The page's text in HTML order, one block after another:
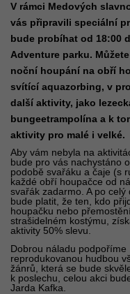
V rámci Medových
vás připravili speciální
bude probíhat od 18:00
Adventure parku.
noční houpání na obří
svítící aquazorbing, v
další aktivity, jako
bungeetrampolína a k
aktivity pro malé i velké.
Aby vám nebyla na
bude pro vás nachystáno
podobě svařáku a čaje (s
každé obří houpačce od
svařák zadarmo. A po celý
bude platit, že ten, kdo
houpačku nebo
strašidelném kostýmu,
aktivity 50% slevu.
Dobrou náladu podpoříme
reprodukovanou hudbou
žánrů, která se bude
k poslechu, celou akci
Jarda Kafka.